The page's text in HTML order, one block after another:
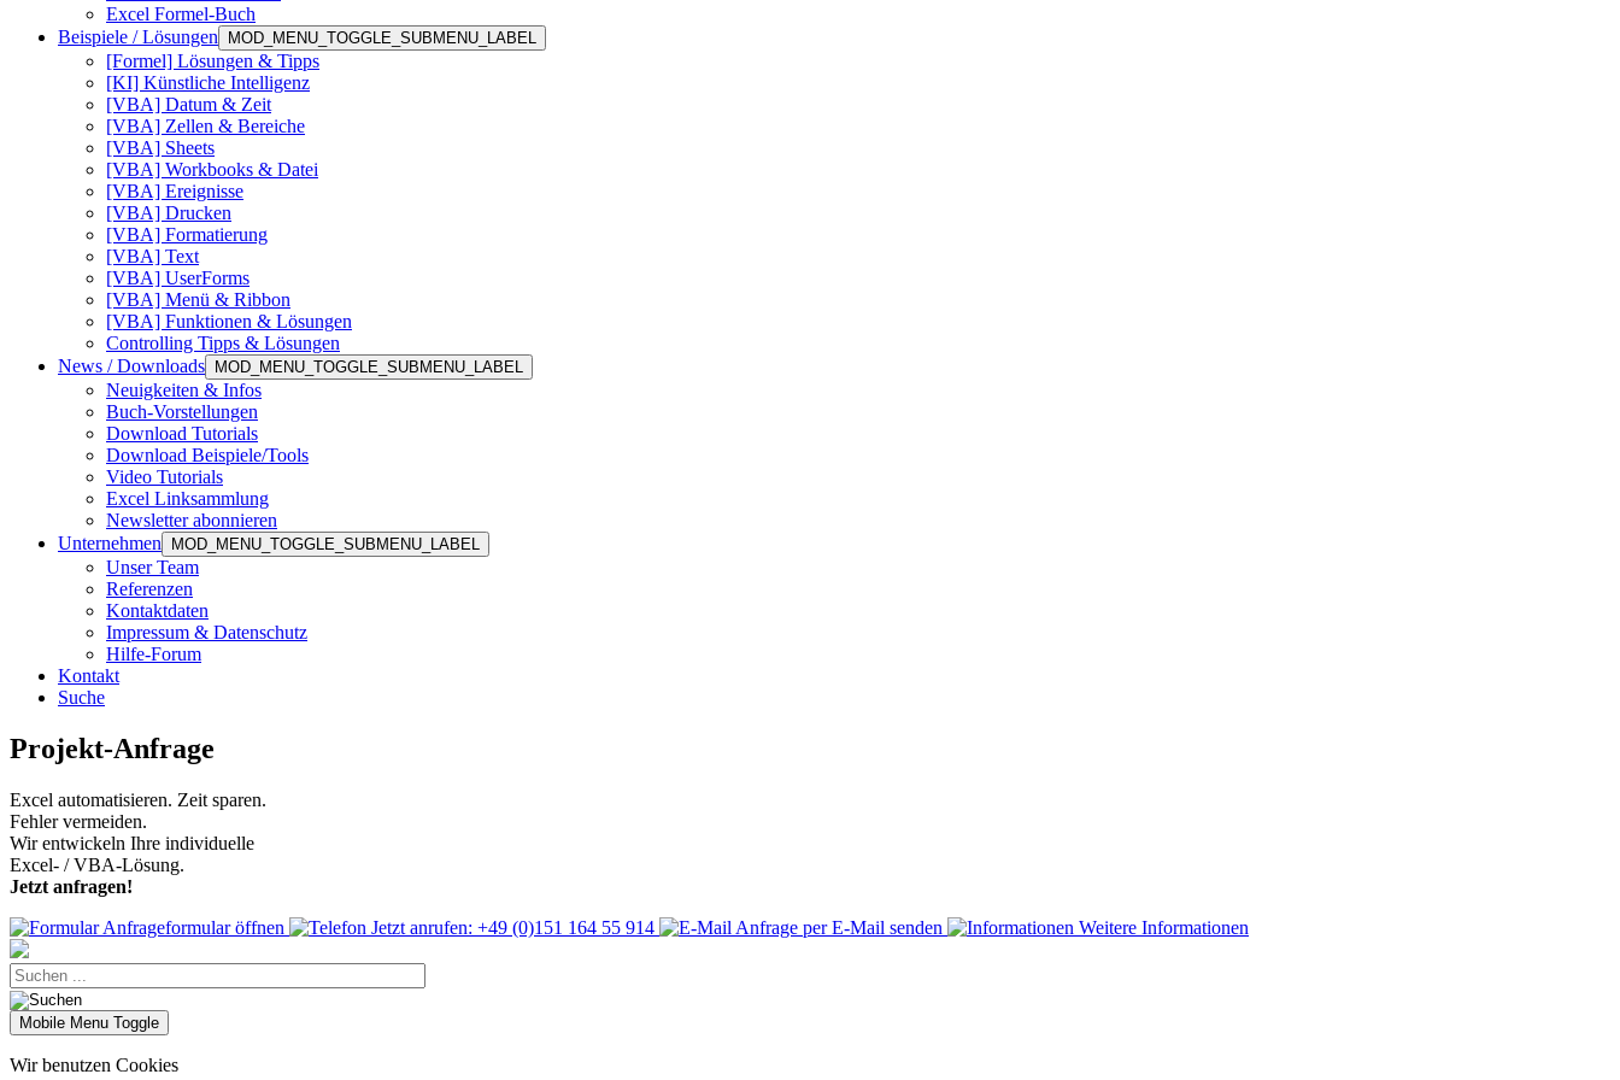
Excel Formel-Buch
Beispiele / Lösungen
MOD_MENU_TOGGLE_SUBMENU_LABEL
[Formel] Lösungen & Tipps
[KI] Künstliche Intelligenz
[VBA] Datum & Zeit
[VBA] Zellen & Bereiche
[VBA] Sheets
[VBA] Workbooks & Datei
[VBA] Ereignisse
[VBA] Drucken
[VBA] Formatierung
[VBA] Text
[VBA] UserForms
[VBA] Menü & Ribbon
[VBA] Funktionen & Lösungen
Controlling Tipps & Lösungen
News / Downloads
MOD_MENU_TOGGLE_SUBMENU_LABEL
Neuigkeiten & Infos
Buch-Vorstellungen
Download Tutorials
Download Beispiele/Tools
Video Tutorials
Excel Linksammlung
Newsletter abonnieren
Unternehmen
MOD_MENU_TOGGLE_SUBMENU_LABEL
Unser Team
Referenzen
Kontaktdaten
Impressum & Datenschutz
Hilfe-Forum
Kontakt
Suche
Projekt-Anfrage
Excel automatisieren. Zeit sparen.
Fehler vermeiden.
Wir entwickeln Ihre individuelle
Excel- / VBA-Lösung.
Jetzt anfragen!
Anfrageformular öffnen
Jetzt anrufen: +49 (0)151 164 55 914 Anfrage per E-Mail senden Weitere Informationen
Mobile Menu Toggle
Wir benutzen Cookies